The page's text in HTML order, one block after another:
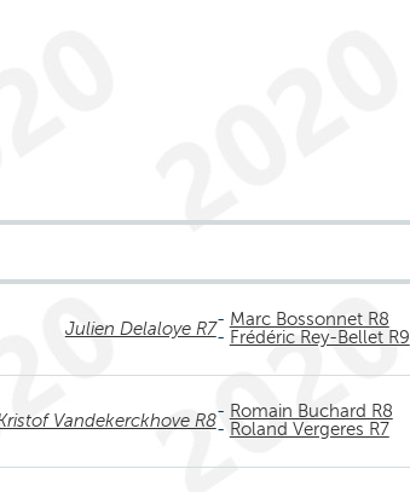
Julien Delaloye R7- Marc Bossonnet R8
- Frédéric Rey-Bellet R9
Vandekerckhove R8- Romain Buchard R8
- Roland Vergeres R7